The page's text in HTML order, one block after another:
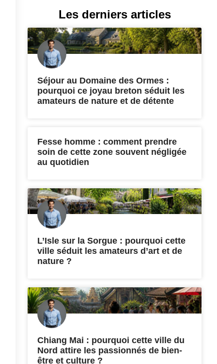
Les derniers articles
Séjour au Domaine des Ormes :
pourquoi ce joyau breton séduit les
amateurs de nature et de détente
Fesse homme : comment prendre
soin de cette zone souvent négligée
au quotidien
L’Isle sur la Sorgue : pourquoi cette
ville séduit les amateurs d’art et de
nature ?
Chiang Mai : pourquoi cette ville du
Nord attire les passionnés de bien-
être et culture ?